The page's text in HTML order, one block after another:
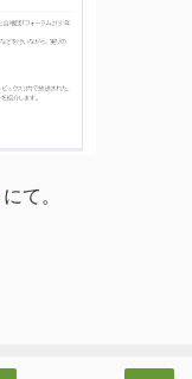
にて。